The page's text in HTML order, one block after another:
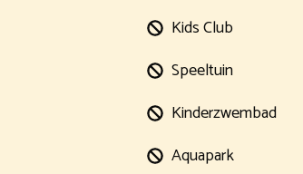
Kids Club
Speeltuin
Kinderzwembad
Aquapark